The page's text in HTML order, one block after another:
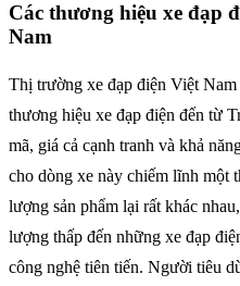
Các thương hiệu xe đạp
Nam
Thị trường xe đạp điện Việt
thương hiệu xe đạp điện đến từ
mã, giá cả cạnh tranh và khả
cho dòng xe này chiếm lĩnh một
lượng sản phẩm lại rất khác
lượng thấp đến những xe đạp
công nghệ tiên tiến. Người tiêu